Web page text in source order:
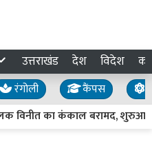
उत्तराखंड देश विदेश
रंगोली कैंपस
विनीत का कंकाल बरामद, शुरुआती